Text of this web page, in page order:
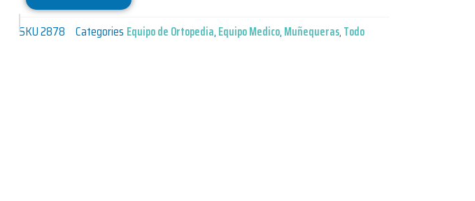
SKU2878 Categories Equipo de Ortopedia, Equipo Medico, Muñequeras, Todo